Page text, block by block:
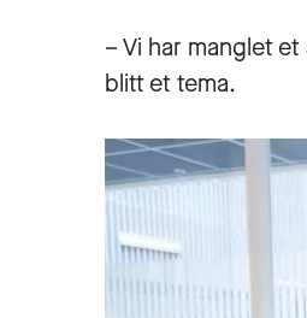
– Vi har manglet
blitt et tema.